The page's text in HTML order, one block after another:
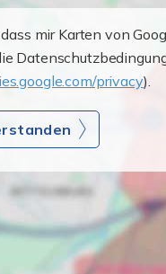
mir Karten von
privacy).